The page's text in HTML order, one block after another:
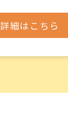
詳細はこちら